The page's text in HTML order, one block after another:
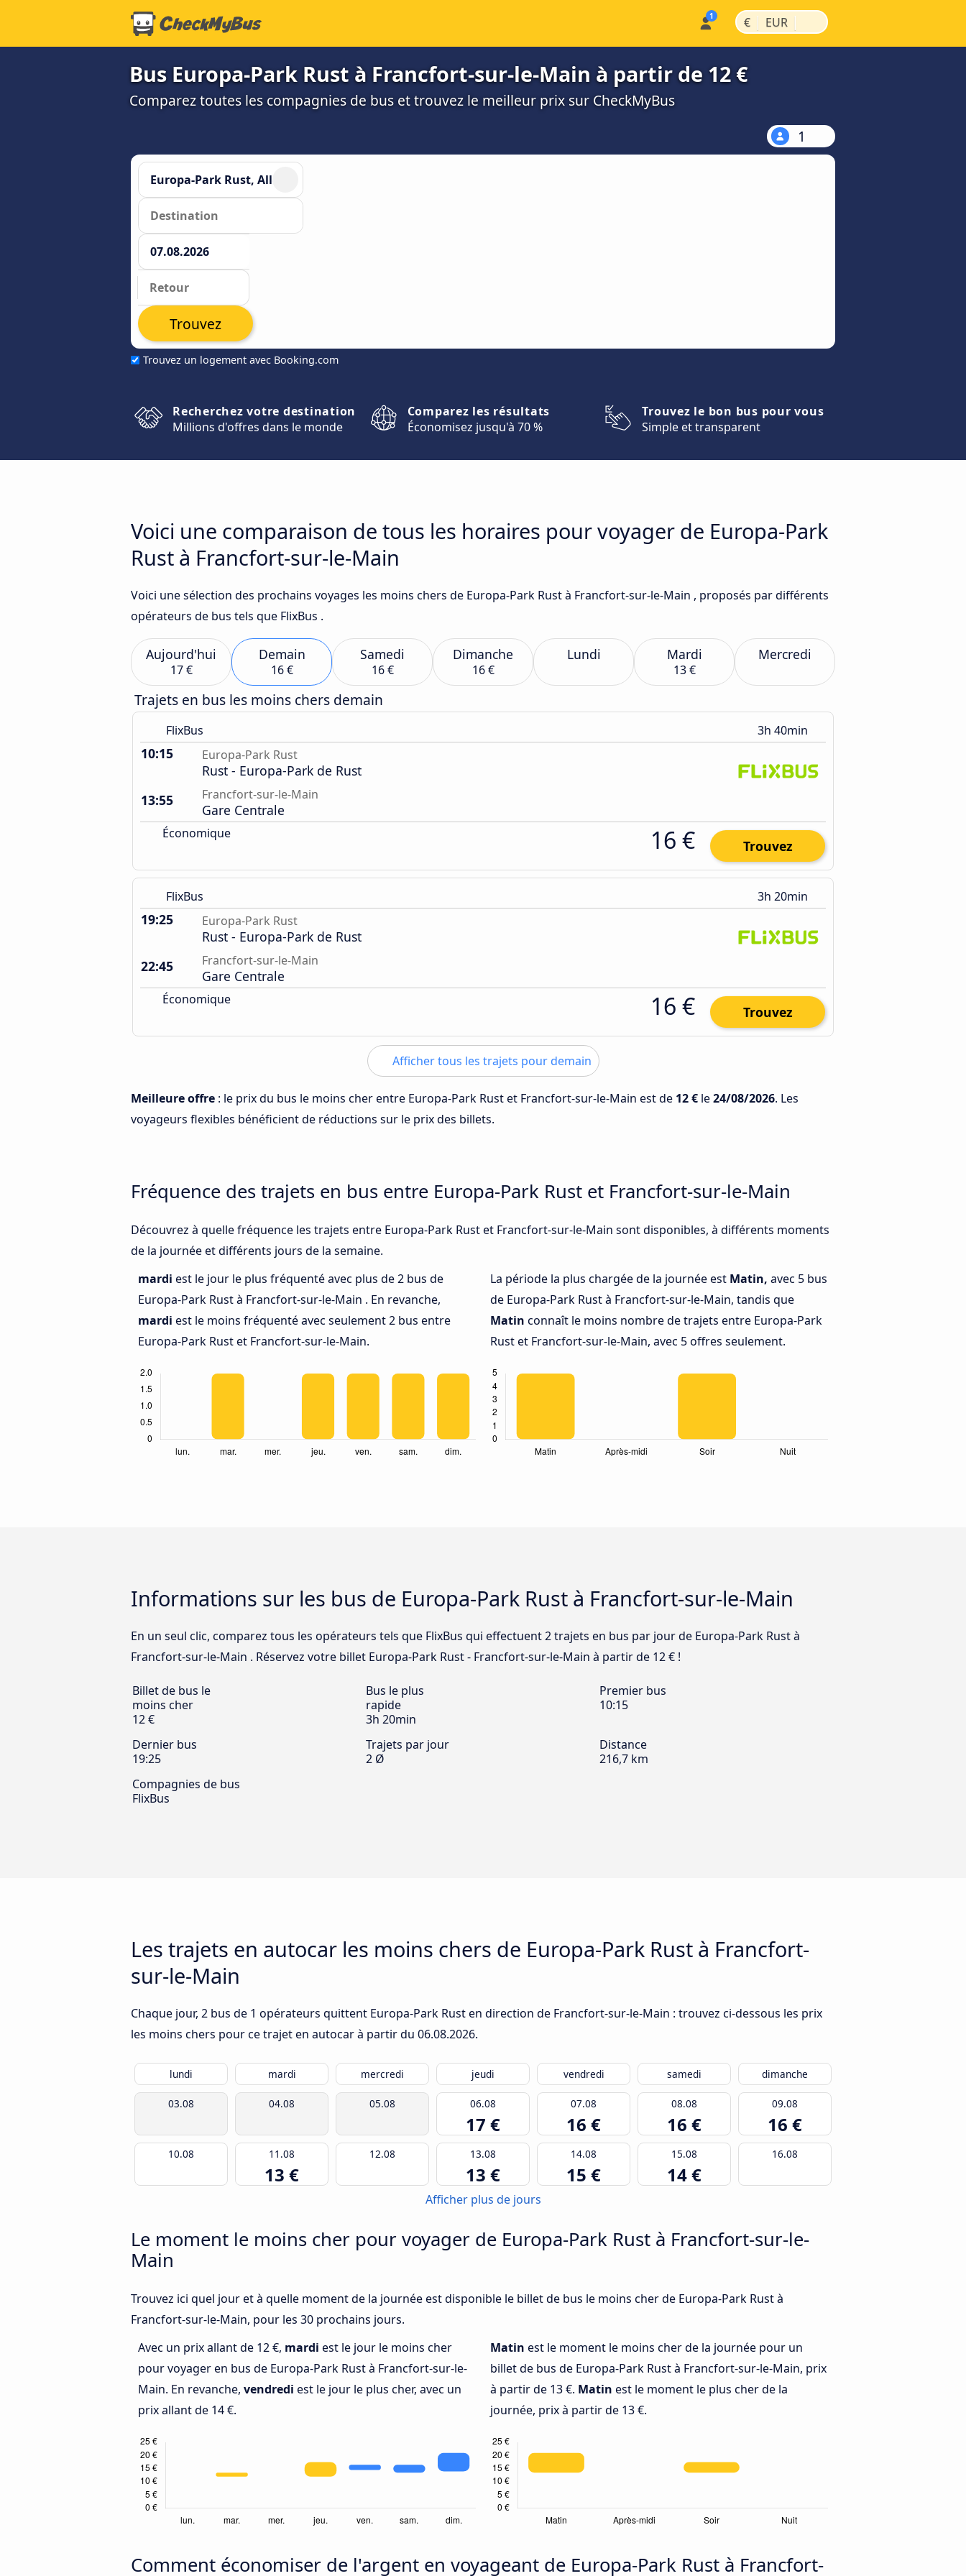
€ | EUR |
Bus Europa-Park Rust à Francfort-sur-le-Main à partir de 12 €
Comparez toutes les compagnies de bus et trouvez le meilleur prix sur CheckMyBus
1
Trouvez un logement avec Booking.com
Trouvez
Recherchez votre destination
Millions d'offres dans le monde
Comparez les résultats
Économisez jusqu'à 70 %
Trouvez le bon bus pour vous
Simple et transparent
Voici une comparaison de tous les horaires pour voyager de Europa-Park
Rust à Francfort-sur-le-Main
Voici une sélection des prochains voyages les moins chers de Europa-Park Rust à Francfort-sur-le-Main , proposés par différents
opérateurs de bus tels que FlixBus .
Aujourd'hui
17 €
Demain
16 €
Samedi
16 €
Dimanche
16 €
Lundi Mardi
13 €
Mercredi
Trajets en bus les moins chers demain
FlixBus 3h 40min
10:15 Europa-Park Rust
Rust - Europa-Park de Rust
13:55
Francfort-sur-le-Main
Gare Centrale
Économique 16 € Trouvez
FlixBus 3h 20min
19:25 Europa-Park Rust
Rust - Europa-Park de Rust
22:45
Francfort-sur-le-Main
Gare Centrale
Économique 16 € Trouvez
Afficher tous les trajets pour demain
Meilleure offre : le prix du bus le moins cher entre Europa-Park Rust et Francfort-sur-le-Main est de 12 € le24/08/2026. Les
voyageurs flexibles bénéficient de réductions sur le prix des billets.
Fréquence des trajets en bus entre Europa-Park Rust et Francfort-sur-le-Main
Découvrez à quelle fréquence les trajets entre Europa-Park Rust et Francfort-sur-le-Main sont disponibles, à différents moments
de la journée et différents jours de la semaine.
mardi est le jour le plus fréquenté avec plus de 2 bus de
Europa-Park Rust à Francfort-sur-le-Main . En revanche,
mardi est le moins fréquenté avec seulement 2 bus entre
Europa-Park Rust et Francfort-sur-le-Main.
La période la plus chargée de la journée est Matin, avec 5 bus
de Europa-Park Rust à Francfort-sur-le-Main, tandis que
Matin connaît le moins nombre de trajets entre Europa-Park
Rust et Francfort-sur-le-Main, avec 5 offres seulement.
Informations sur les bus de Europa-Park Rust à Francfort-sur-le-Main
En un seul clic, comparez tous les opérateurs tels que FlixBus qui effectuent 2 trajets en bus par jour de Europa-Park Rust à
Francfort-sur-le-Main . Réservez votre billet Europa-Park Rust - Francfort-sur-le-Main à partir de 12 € !
Billet de bus le
moins cher
12 €
Bus le plus
rapide
3h 20min
Premier bus
10:15
Dernier bus
19:25
Trajets par jour
2 Ø
Distance
216,7 km
Compagnies de bus
FlixBus
Les trajets en autocar les moins chers de Europa-Park Rust à Francfort-
sur-le-Main
Chaque jour, 2 bus de 1 opérateurs quittent Europa-Park Rust en direction de Francfort-sur-le-Main : trouvez ci-dessous les prix
les moins chers pour ce trajet en autocar à partir du 06.08.2026.
lundi mardi mercredi jeudi vendredi samedi dimanche
03.08 04.08 05.08 06.08
17 €
07.08
16 €
08.08
16 €
09.08
16 €
10.08 11.08
13 €
12.08 13.08
13 €
14.08
15 €
15.08
14 €
16.08
Afficher plus de jours
Le moment le moins cher pour voyager de Europa-Park Rust à Francfort-sur-le-
Main
Trouvez ici quel jour et à quelle moment de la journée est disponible le billet de bus le moins cher de Europa-Park Rust à
Francfort-sur-le-Main, pour les 30 prochains jours.
Avec un prix allant de 12 €, mardi est le jour le moins cher
pour voyager en bus de Europa-Park Rust à Francfort-sur-le-
Main. En revanche, vendredi est le jour le plus cher, avec un
prix allant de 14 €.
Matin est le moment le moins cher de la journée pour un
billet de bus de Europa-Park Rust à Francfort-sur-le-Main, prix
à partir de 13 €. Matin est le moment le plus cher de la
journée, prix à partir de 13 €.
Comment économiser de l'argent en voyageant de Europa-Park Rust à Francfort-